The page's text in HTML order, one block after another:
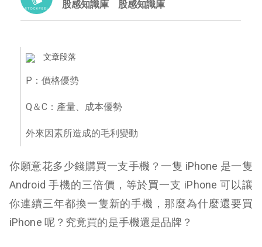
股感知識庫 股感知識庫
文章段落
P：價格優勢
Q＆C：產量、成本優勢
外來因素所造成的毛利變動
你願意花多少錢購買一支手機？一隻 iPhone 是一隻
Android 手機的三倍價，等於買一支 iPhone 可以讓
你連續三年都換一隻新的手機，那麼為什麼還要買
iPhone 呢？究竟買的是手機還是品牌？